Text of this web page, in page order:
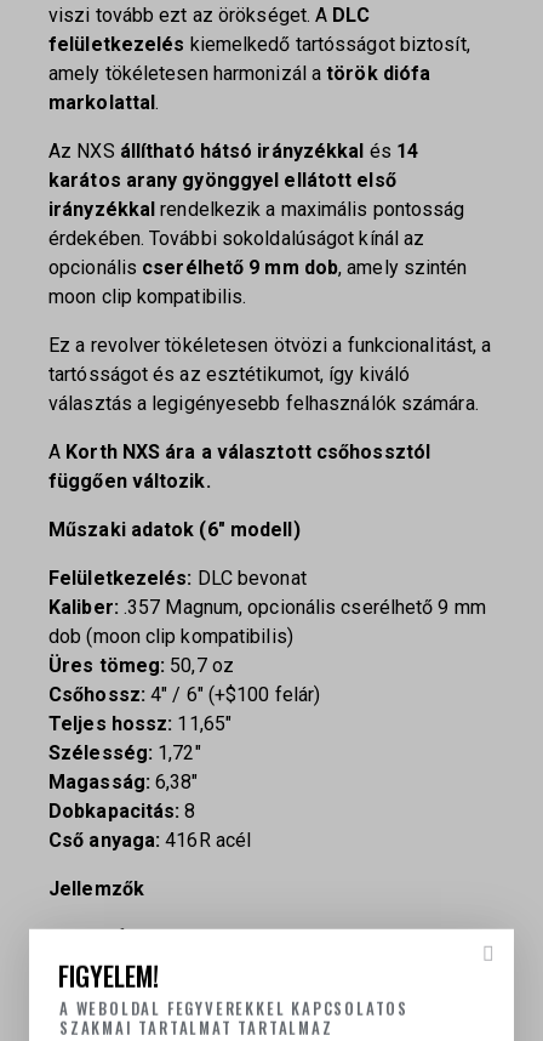
viszi tovább ezt az örökséget. A DLC
felületkezelés kiemelkedő tartósságot biztosít,
amely tökéletesen harmonizál atörök diófa
markolattal.
Az NXS állítható hátsó irányzékkal és 14
karátos arany gyönggyel ellátott első
irányzékkal rendelkezik a maximális pontosság
érdekében. További sokoldalúságot kínál az
opcionális cserélhető 9 mm dob, amely szintén
moon clip kompatibilis.
Ez a revolver tökéletesen ötvözi a funkcionalitást, a
tartósságot és az esztétikumot, így kiváló
választás a legigényesebb felhasználók számára.
A Korth NXS ára a választott csőhossztól
függően változik.
Műszaki adatok (6″ modell)
Felületkezelés: DLC bevonat
Kaliber: .357 Magnum, opcionális cserélhető 9 mm
dob (moon clip kompatibilis)
Üres tömeg: 50,7 oz
Csőhossz: 4″ / 6″ (+$100 felár)
Teljes hossz: 11,65″
Szélesség: 1,72″
Magasság: 6,38″
Dobkapacitás: 8
Cső anyaga: 416R acél
Jellemzők
DLC felületkezelés
Hidegen kovácsolt precíziós cső
Teljesen állítható hátsó irányzék
Cserélhető oldalpanelek az első irányzéknál
FIGYELEM!
A WEBOLDAL FEGYVEREKKEL KAPCSOLATOS
SZAKMAI TARTALMAT TARTALMAZ